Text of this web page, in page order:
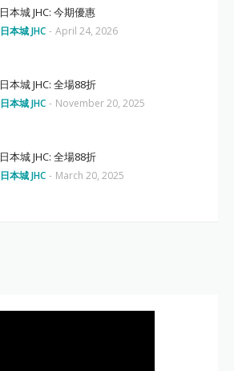
日本城 JHC: 今期優惠
日本城 JHC - April 24, 2026
日本城 JHC: 全場88折
日本城 JHC - November 20, 2025
日本城 JHC: 全場88折
日本城 JHC - March 20, 2025